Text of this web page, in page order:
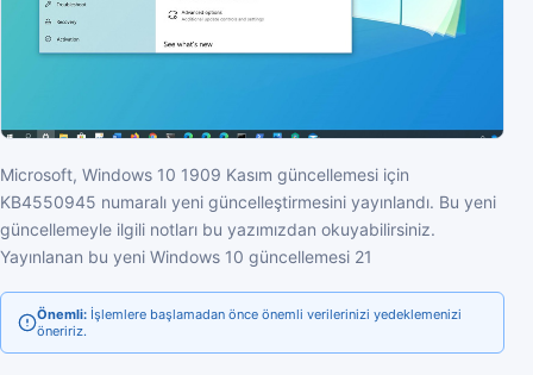
Microsoft, Windows 10 1909 Kasım güncellemesi için
KB4550945 numaralı yeni güncelleştirmesini yayınlandı. Bu yeni
güncellemeyle ilgili notları bu yazımızdan okuyabilirsiniz.
Yayınlanan bu yeni Windows 10 güncellemesi 21
Önemli: İşlemlere başlamadan önce önemli verilerinizi yedeklemenizi
öneririz.